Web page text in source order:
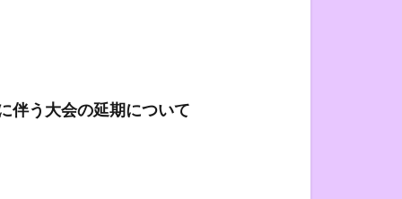
伴う大会の延期について